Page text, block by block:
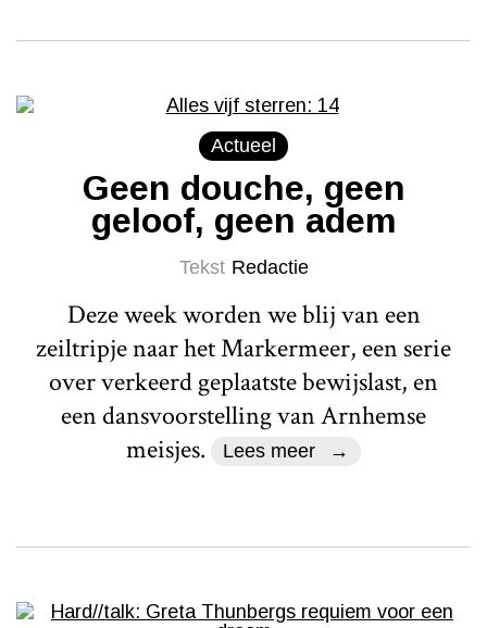
Actueel
Geen douche, geen
geloof, geen adem
Tekst Redactie
Deze week worden we blij van een
zeiltripje naar het Markermeer, een serie
over verkeerd geplaatste bewijslast, en
een dansvoorstelling van Arnhemse
meisjes.
Lees meer